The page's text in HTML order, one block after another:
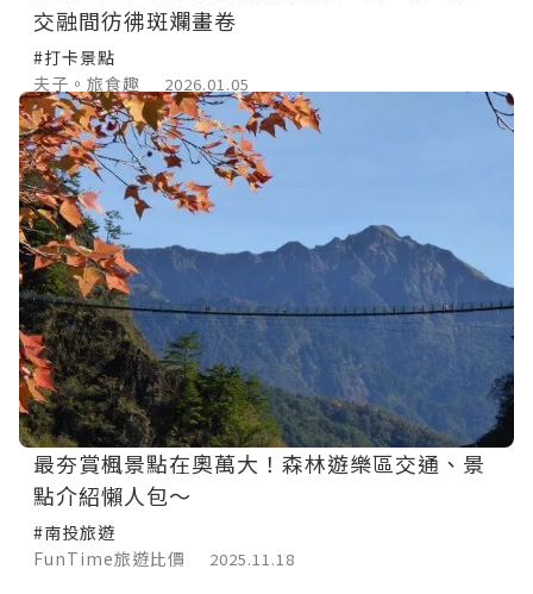
交融間彷彿斑斕畫卷
#打卡景點
夫子。旅食趣
2026.01.05
最夯賞楓景點在奧萬大！森林遊樂區交通、景
點介紹懶人包～
#南投旅遊
FunTime旅遊比價
2025.11.18